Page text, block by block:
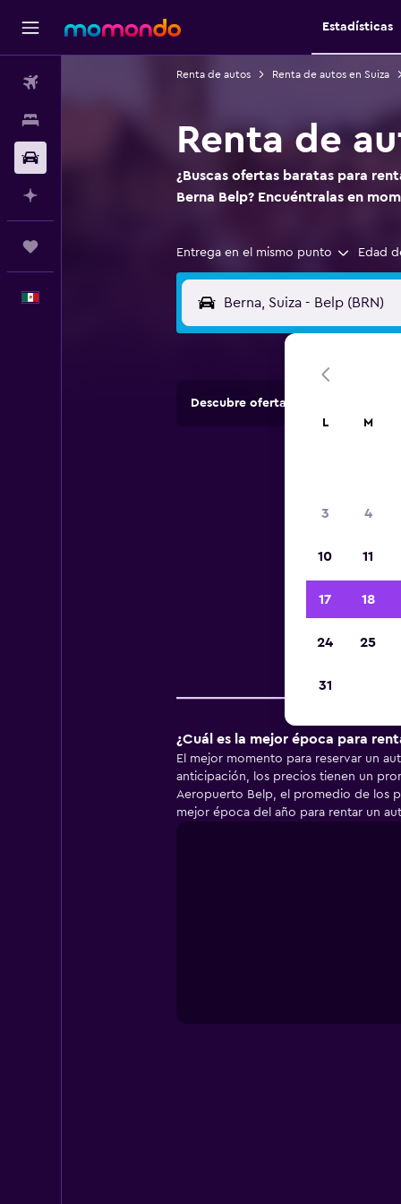
Estadísticas
Renta de autos Renta de autos en Suiza
Renta de
¿Buscas ofertas baratas para
Berna Belp? Encuéntralas en
Entrega en el mismo punto Edad
Descubre ofertas de agencias de
¿Cuál es la mejor época para
El mejor momento para reservar un
anticipación, los precios tienen un
Aeropuerto Belp, el promedio de los
mejor época del año para rentar un
L M
3 4
10 11
17 18
24 25
31